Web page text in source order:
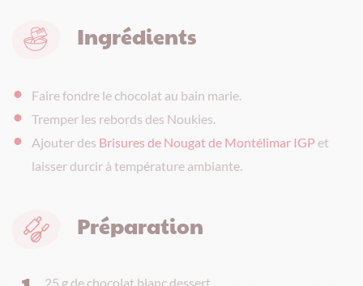
Ingrédients
Faire fondre le chocolat au bain marie.
Tremper les rebords des Noukies.
Ajouter des Brisures de Nougat de Montélimar IGP et
laisser durcir à température ambiante.
Préparation
25 g de chocolat blanc dessert